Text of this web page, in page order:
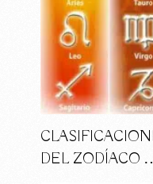
DEL ZODÍACO